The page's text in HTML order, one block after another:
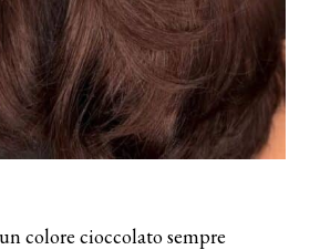
colore cioccolato sempre